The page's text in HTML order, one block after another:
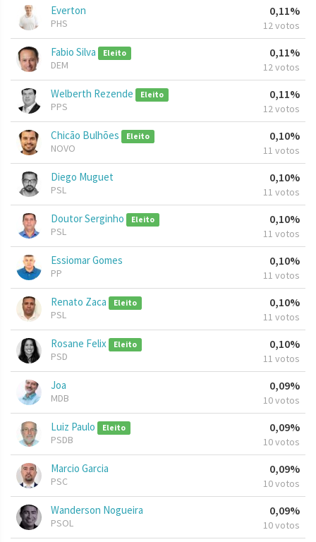
Everton
PHS
0,11%
12 votos
Fabio Silva Eleito
DEM
0,11%
12 votos
Welberth Rezende Eleito
PPS
0,11%
12 votos
Chicão Bulhões Eleito
NOVO
0,10%
11 votos
Diego Muguet
PSL
0,10%
11 votos
Doutor Serginho Eleito
PSL
0,10%
11 votos
Essiomar Gomes
PP
0,10%
11 votos
Renato Zaca Eleito
PSL
0,10%
11 votos
Rosane Felix Eleito
PSD
0,10%
11 votos
Joa
MDB
0,09%
10 votos
Luiz Paulo Eleito
PSDB
0,09%
10 votos
Marcio Garcia
PSC
0,09%
10 votos
Wanderson Nogueira
PSOL
0,09%
10 votos